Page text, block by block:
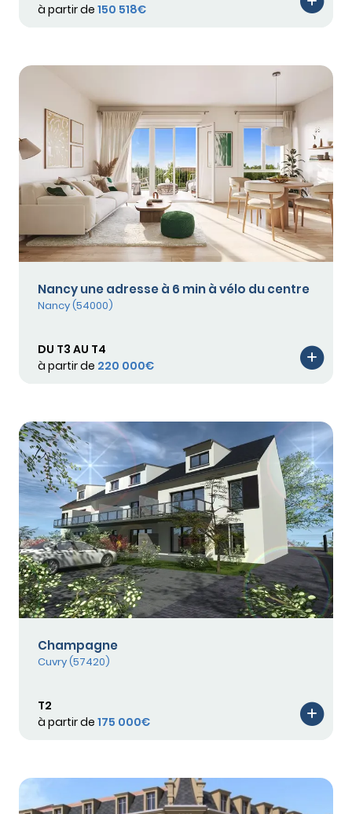
à partir de 150 518€
Nancy une adresse à 6 min à vélo du centre
Nancy (54000)
DU T3 AU T4
à partir de 220 000€
Champagne
Cuvry (57420)
T2
à partir de 175 000€